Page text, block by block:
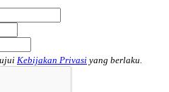
Kebijakan Privasi yang berlaku.